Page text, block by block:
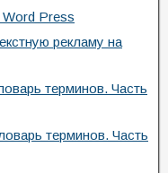
Word Press
рекламу на
терминов. Часть
терминов. Часть